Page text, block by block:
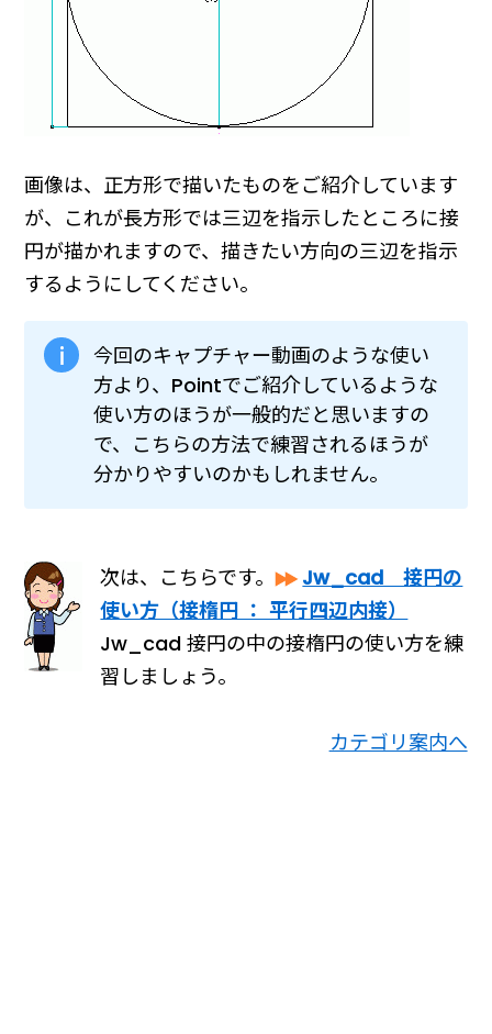
画像は、正方形で描いたものをご紹介しています
が、これが長方形では三辺を指示したところに接
円が描かれますので、描きたい方向の三辺を指示
するようにしてください。
今回のキャプチャー動画のような使い
方より、Pointでご紹介しているような
使い方のほうが一般的だと思いますの
で、こちらの方法で練習されるほうが
分かりやすいのかもしれません。
次は、こちらです。
Jw_cad 接円の
使い方（接楕円 ： 平行四辺内接）
Jw_cad 接円の中の接楕円の使い方を練
習しましょう。
カテゴリ案内へ